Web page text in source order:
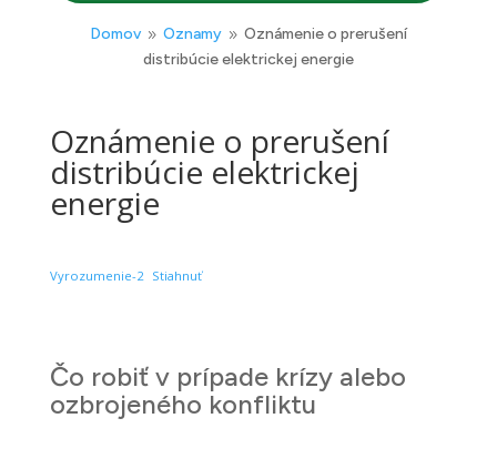
Domov 9 Oznamy 9 Oznámenie o prerušení
distribúcie elektrickej energie
Oznámenie o prerušení
distribúcie elektrickej
energie
Vyrozumenie-2 Stiahnuť
Čo robiť v prípade krízy alebo
ozbrojeného konfliktu